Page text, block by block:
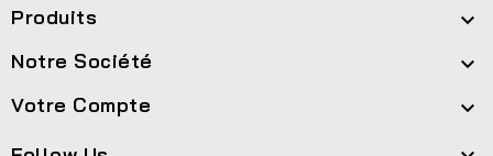
Produits 
Notre Société 
Votre Compte 